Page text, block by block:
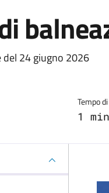
del 24 giugno 2026
Tempo
1 min